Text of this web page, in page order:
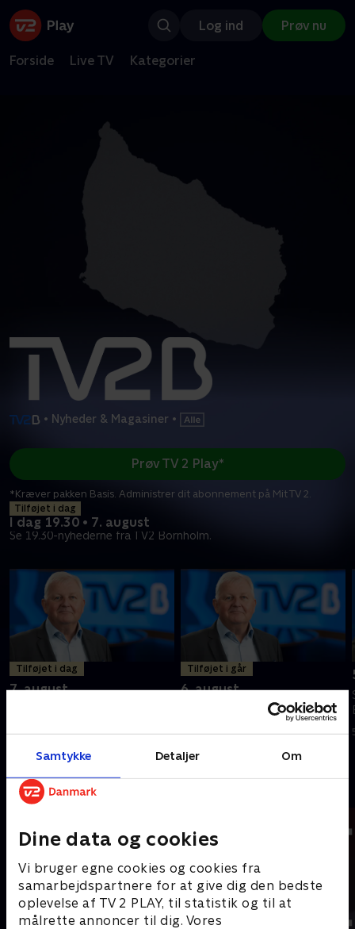
Samtykke Detaljer Om
Dine data og cookies
Vi bruger egne cookies og cookies fra
samarbejdspartnere for at give dig den bedste
oplevelse af TV 2 PLAY, til statistik og til at
målrette annoncer til dig. Vores
Log ind Prøv nu
Forside Live TV Kategorier
• Nyheder & Magasiner •
Tilføjet i dag
I dag 19.30 • 7. august
Se 19.30-nyhederne fra TV2 Bornholm.
Prøv TV 2 Play*
*Kræver pakken Basis. Administrer dit abonnement på Mit TV 2.
Tilføjet i dag
7. august
Tilføjet i går
6. august
Se 19.30-nyhederne fra TV2
Andre så også